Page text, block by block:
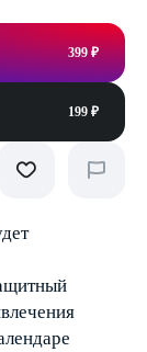
399 ₽
199 ₽